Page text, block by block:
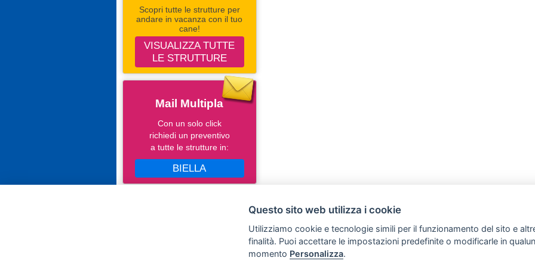
Scopri tutte le strutture per
andare in vacanza con il tuo
cane!
VISUALIZZA TUTTE
LE STRUTTURE
Mail Multipla
Con un solo click
richiedi un preventivo
a tutte le strutture in:
BIELLA
SVILUPPO TURISMO ITALIA S.r.L. unipersonale
Questo sito web utilizza i cookie
Utilizziamo cookie e tecnologie simili per il funzionamento del sito e
finalità. Puoi accettare le impostazioni predefinite o modificarle in
momento Personalizza.